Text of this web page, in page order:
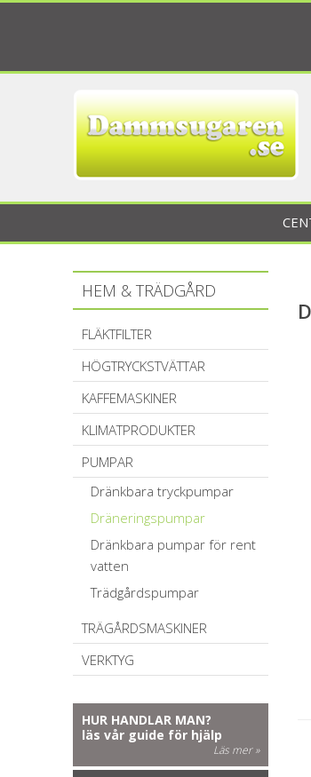
HEM & TRÄDGÅRD
FLÄKTFILTER
HÖGTRYCKSTVÄTTAR
KAFFEMASKINER
KLIMATPRODUKTER
PUMPAR
Dränkbara tryckpumpar
Dräneringspumpar
Dränkbara pumpar för rent
vatten
Trädgårdspumpar
TRÄGÅRDSMASKINER
VERKTYG
HUR HANDLAR MAN?
läs vår guide för hjälp
Läs mer »